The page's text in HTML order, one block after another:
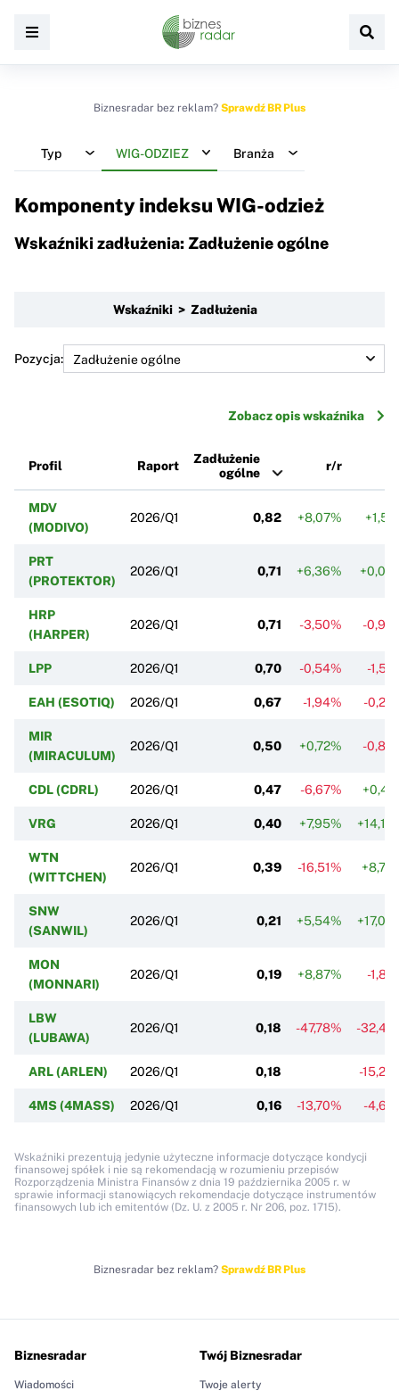
Biznesradar bez reklam? Sprawdź BR Plus
Typ WIG-ODZIEZ Branża
Komponenty indeksuWIG-odzież
Wskaźniki zadłużenia: Zadłużenie ogólne
Wskaźniki > Zadłużenia
Pozycja:
Zobacz opis wskaźnika
Profil Raport
Zadłużenie
ogólne
r/r
MDV
(MODIVO)
2026/Q1 0,82 +8,07%
PRT
(PROTEKTOR)
2026/Q1 0,71 +6,36%
HRP
(HARPER)
2026/Q1 0,71 -3,50% -
LPP 2026/Q1 0,70 -0,54% -
EAH (ESOTIQ) 2026/Q1 0,67 -1,94% -
MIR
(MIRACULUM)
2026/Q1 0,50 +0,72% -
CDL (CDRL) 2026/Q1 0,47 -6,67%
VRG 2026/Q1 0,40 +7,95%
WTN
(WITTCHEN)
2026/Q1 0,39 -16,51%
SNW
(SANWIL)
2026/Q1 0,21 +5,54%
MON
(MONNARI)
2026/Q1 0,19 +8,87% -
LBW
(LUBAWA)
2026/Q1 0,18 -47,78% -
ARL (ARLEN) 2026/Q1 0,18 -
4MS (4MASS) 2026/Q1 0,16 -13,70% -
Wskaźniki prezentują jedynie użyteczne informacje dotyczące kondycji
finansowej spółek i nie są rekomendacją w rozumieniu przepisów
Rozporządzenia Ministra Finansów z dnia 19 października 2005 r. w
sprawie informacji stanowiących rekomendacje dotyczące instrumentów
finansowych lub ich emitentów (Dz. U. z 2005 r. Nr 206, poz. 1715).
Biznesradar bez reklam? Sprawdź BR Plus
Biznesradar
Wiadomości
Twój Biznesradar
Twoje alerty